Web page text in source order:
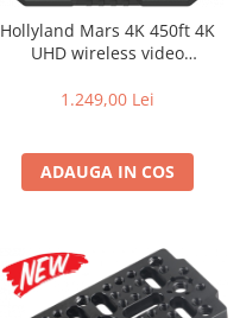
Hollyland Mars 4K 450ft 4K
UHD wireless video
1.249,00 Lei
ADAUGA IN COS